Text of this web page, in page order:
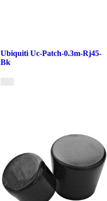
Ubiquiti Uc-Patch-0.3m-Rj45-
Bk